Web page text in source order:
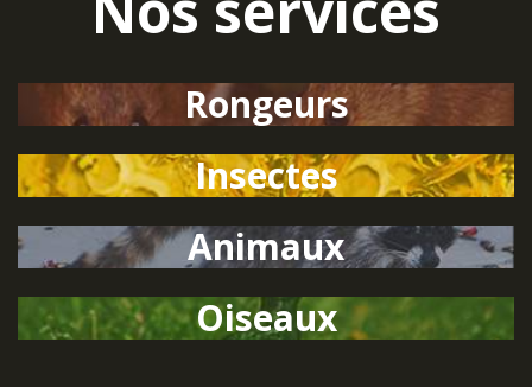
Rongeurs
Insectes
Animaux
Oiseaux